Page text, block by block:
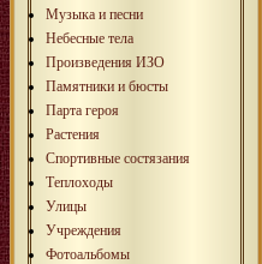
Музыка и песни
Небесные тела
Произведения ИЗО
Памятники и бюсты
Парта героя
Растения
Спортивные состязания
Теплоходы
Улицы
Учреждения
Фотоальбомы